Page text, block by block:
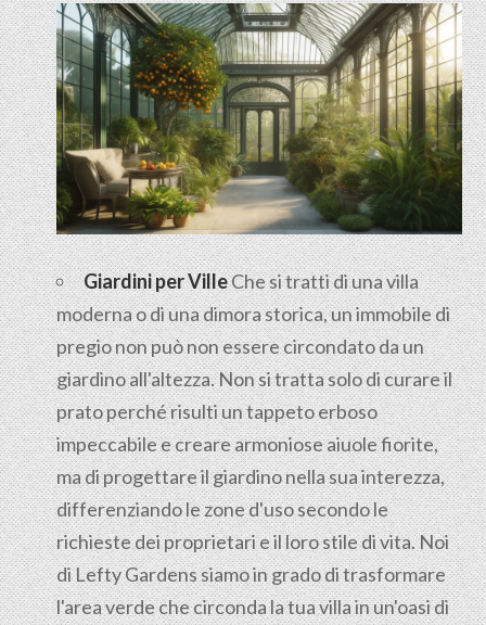
Giardini per VilleChe si tratti di una villa
moderna o di una dimora storica, un immobile di
pregio non può non essere circondato da un
giardino all'altezza. Non si tratta solo di curare il
prato perché risulti un tappeto erboso
impeccabile e creare armoniose aiuole fiorite,
ma di progettare il giardino nella sua interezza,
differenziando le zone d'uso secondo le
richieste dei proprietari e il loro stile di vita. Noi
di Lefty Gardens siamo in grado di trasformare
l'area verde che circonda la tua villa in un'oasi di